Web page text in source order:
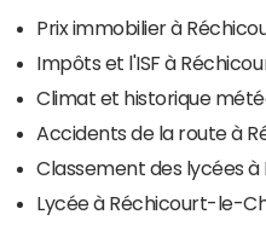
Prix immobilier à
Impôts et l'ISF à
Climat et historique
Accidents de la route à
Classement des lycées
Lycée à Réchicourt-le-